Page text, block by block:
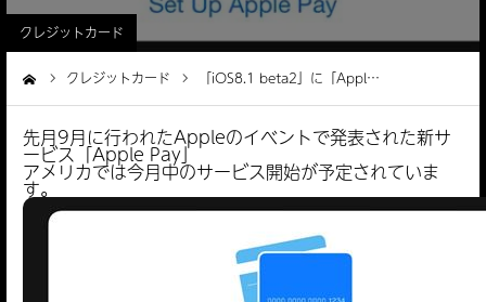
クレジットカード
クレジットカード 「iOS8.1 beta2」に「Appl…
先月9月に行われたAppleのイベントで発表された新サ
ービス「Apple Pay」
アメリカでは今月中のサービス開始が予定されていま
す。